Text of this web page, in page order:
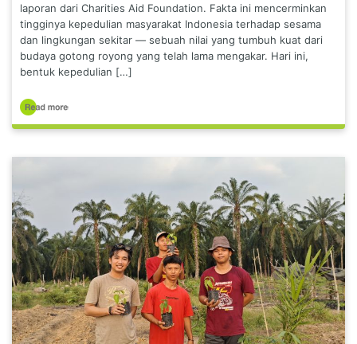
laporan dari Charities Aid Foundation. Fakta ini mencerminkan
tingginya kepedulian masyarakat Indonesia terhadap sesama
dan lingkungan sekitar — sebuah nilai yang tumbuh kuat dari
budaya gotong royong yang telah lama mengakar. Hari ini,
bentuk kepedulian […]